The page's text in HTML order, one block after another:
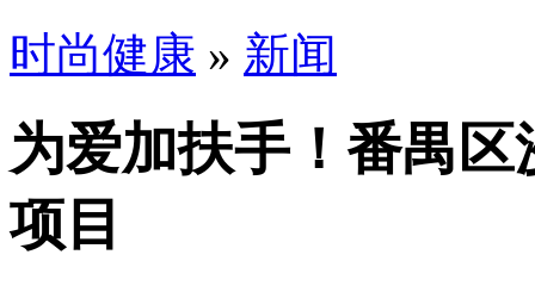
时尚健康 » 新闻
为爱加扶手！番禺
项目